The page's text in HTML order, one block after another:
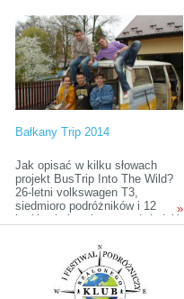
okazję nie tylko przenieść się w
odległe i niezwykle różnorodne
części świata, ale i dostali
spory zastrzyk inspiracji, po
którym na pewno niełatwo
będzie wysiedzieć w domu.
Bałkany Trip 2014
Jak opisać w kilku słowach
projekt BusTrip Into The Wild?
26-letni volkswagen T3,
siedmioro podróżników i 12
krajów, które chcemy odwiedzić
najmniejszym kosztem.
»